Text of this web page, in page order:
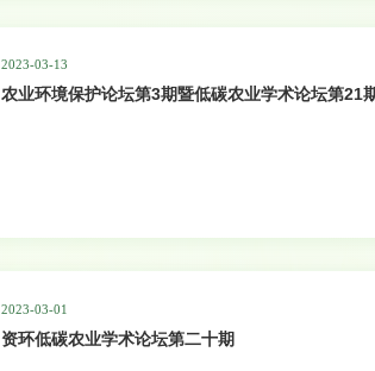
2023-03-13
农业环境保护论坛第3期暨低碳农业学术论坛第21
2023-03-01
资环低碳农业学术论坛第二十期